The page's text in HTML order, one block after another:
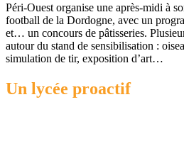
Péri-Ouest organise une après-midi à
football de la Dordogne, avec un
et… un concours de pâtisseries.
autour du stand de sensibilisation :
simulation de tir, exposition d’art…
Un lycée proactif